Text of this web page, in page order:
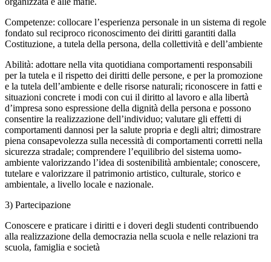
Competenze: collocare l’esperienza personale in un sistema di regole
fondato sul reciproco riconoscimento dei diritti garantiti dalla
Costituzione, a tutela della persona, della collettività e dell’ambiente
Abilità: adottare nella vita quotidiana comportamenti responsabili
per la tutela e il rispetto dei diritti delle persone, e per la promozione
e la tutela dell’ambiente e delle risorse naturali; riconoscere in fatti e
situazioni concrete i modi con cui il diritto al lavoro e alla libertà
d’impresa sono espressione della dignità della persona e possono
consentire la realizzazione dell’individuo; valutare gli effetti di
comportamenti dannosi per la salute propria e degli altri; dimostrare
piena consapevolezza sulla necessità di comportamenti corretti nella
sicurezza stradale; comprendere l’equilibrio del sistema uomo-
ambiente valorizzando l’idea di sostenibilità ambientale; conoscere,
tutelare e valorizzare il patrimonio artistico, culturale, storico e
ambientale, a livello locale e nazionale.
3) Partecipazione
Conoscere e praticare i diritti e i doveri degli studenti contribuendo
alla realizzazione della democrazia nella scuola e nelle relazioni tra
scuola, famiglia e società